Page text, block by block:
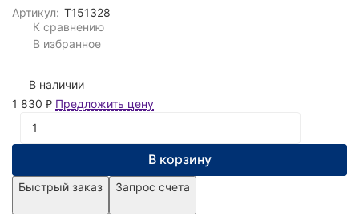
Артикул: T151328
К сравнению
В избранное
В наличии
1 830 ₽ Предложить цену
В корзину
Быстрый заказ Запрос счета